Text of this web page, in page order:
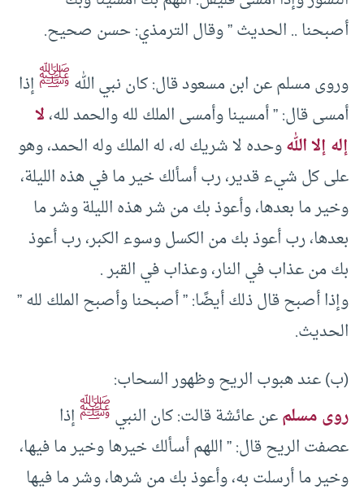
أصبحنا .. الحديث ” وقال الترمذي: حسن صحيح.
وروى مسلم عن ابن مسعود قال: كان نبي اللهﷺإذا
أمسى قال: ” أمسينا وأمسى الملك لله والحمد لله،لا
إله إلا اللهوحده لا شريك له، له الملك وله الحمد، وهو
على كل شيء قدير، رب أسألك خير ما في هذه الليلة،
وخير ما بعدها، وأعوذ بك من شر هذه الليلة وشر ما
بعدها، رب أعوذ بك من الكسل وسوء الكبر، رب أعوذ
بك من عذاب في النار، وعذاب في القبر .
وإذا أصبح قال ذلك أيضًا: ” أصبحنا وأصبح الملك لله ”
الحديث.
(ب) عند هبوب الريح وظهور السحاب:
روى مسلمعن عائشة قالت: كان النبيﷺإذا
عصفت الريح قال: ” اللهم أسألك خيرها وخير ما فيها،
وخير ما أرسلت به، وأعوذ بك من شرها، وشر ما فيها